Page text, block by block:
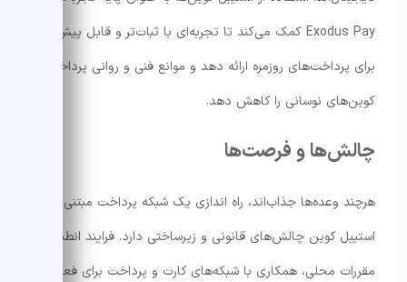
Exodus Pay کمک می‌کند تا تجربه‌ای با ثبات‌تر و قابل پیش‌بینی
برای پرداخت‌های روزمره ارائه دهد و موانع فنی و روانی پرداخت با
کوین‌های نوسانی را کاهش دهد.
چالش‌ها و فرصت‌ها
هرچند وعده‌ها جذاب‌اند، راه اندازی یک شبکه پرداخت مبتنی بر
استیبل کوین چالش‌های قانونی و زیرساختی دارد. فرایند انطباق با
مقررات محلی، همکاری با شبکه‌های کارت و پرداخت برای فعال